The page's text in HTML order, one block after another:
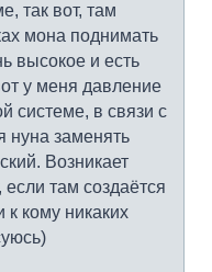
так вот, там
мона поднимать
высокое и есть
у меня давление
системе, в связи с
нуна заменять
Возникает
там создаётся
кому никаких